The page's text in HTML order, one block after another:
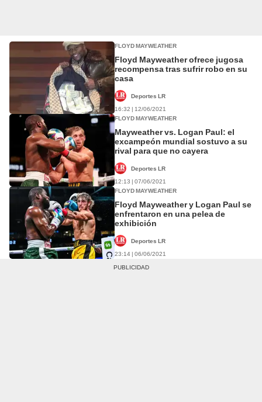
FLOYD MAYWEATHER
Floyd Mayweather ofrece jugosa
recompensa tras sufrir robo en su
casa
Deportes LR
16:32 | 12/06/2021
FLOYD MAYWEATHER
Mayweather vs. Logan Paul: el
excampeón mundial sostuvo a su
rival para que no cayera
Deportes LR
12:13 | 07/06/2021
FLOYD MAYWEATHER
Floyd Mayweather y Logan Paul se
enfrentaron en una pelea de
exhibición
Deportes LR
23:14 | 06/06/2021